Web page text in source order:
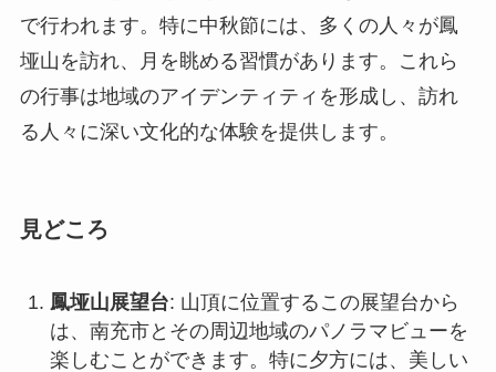
見どころ
鳳垭山展望台: 山頂に位置するこの展望台から
は、南充市とその周辺地域のパノラマビューを
神秘の森
みながら、珍しい植物や動物に出会うことがで
きます。
古代遺跡 : 鳳垭山の中には、古代の要塞跡や石